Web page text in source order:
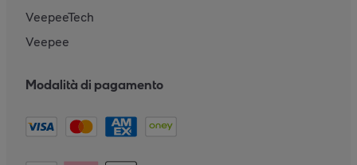
VeepeeTech
Veepee
Modalità di pagamento